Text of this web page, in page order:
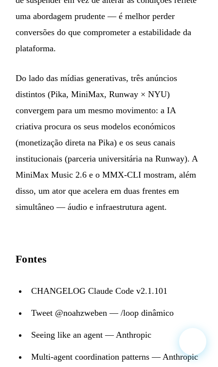
uma abordagem prudente — é melhor perder
conversões do que comprometer a estabilidade da
plataforma.
Do lado das mídias generativas, três anúncios
distintos (Pika, MiniMax, Runway × NYU)
convergem para um mesmo movimento: a IA
criativa procura os seus modelos económicos
(monetização direta na Pika) e os seus canais
institucionais (parceria universitária na Runway). A
MiniMax Music 2.6 e o MMX-CLI mostram, além
disso, um ator que acelera em duas frentes em
simultâneo — áudio e infraestrutura agent.
Fontes
CHANGELOG Claude Code v2.1.101
Tweet @noahzweben — /loop dinâmico
Seeing like an agent — Anthropic
Multi-agent coordination patterns — Anthropic